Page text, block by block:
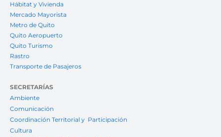
Hábitat y Vivienda
Mercado Mayorista
Metro de Quito
Quito Aeropuerto
Quito Turismo
Rastro
Transporte de Pasajeros
SECRETARÍAS
Ambiente
Comunicación
Coordinación Territorial y Participación
Cultura